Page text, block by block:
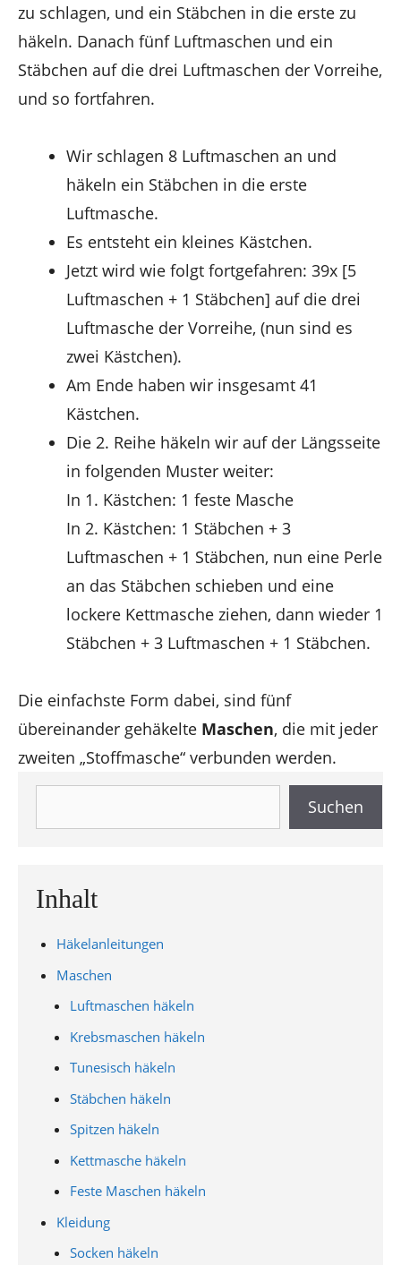
zu schlagen, und ein Stäbchen in die erste zu
häkeln. Danach fünf Luftmaschen und ein
Stäbchen auf die drei Luftmaschen der Vorreihe,
und so fortfahren.
Wir schlagen 8 Luftmaschen an und
häkeln ein Stäbchen in die erste
Luftmasche.
Es entsteht ein kleines Kästchen.
Jetzt wird wie folgt fortgefahren: 39x [5
Luftmaschen + 1 Stäbchen] auf die drei
Luftmasche der Vorreihe, (nun sind es
zwei Kästchen).
Am Ende haben wir insgesamt 41
Kästchen.
Die 2. Reihe häkeln wir auf der Längsseite
in folgenden Muster weiter:
In 1. Kästchen: 1 feste Masche
In 2. Kästchen: 1 Stäbchen + 3
Luftmaschen + 1 Stäbchen, nun eine Perle
an das Stäbchen schieben und eine
lockere Kettmasche ziehen, dann wieder 1
Stäbchen + 3 Luftmaschen + 1 Stäbchen.
Die einfachste Form dabei, sind fünf
übereinander gehäkelte Maschen, die mit jeder
zweiten „Stoffmasche“ verbunden werden.
Suchen
Inhalt
Häkelanleitungen
Maschen
Luftmaschen häkeln
Krebsmaschen häkeln
Tunesisch häkeln
Stäbchen häkeln
Spitzen häkeln
Kettmasche häkeln
Feste Maschen häkeln
Kleidung
Socken häkeln